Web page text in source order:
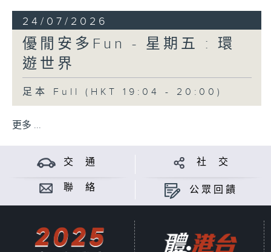
24/07/2026
優閒安多Fun - 星期五 : 環
遊世界
足本 Full (HKT 19:04 - 20:00)
更多 ...
交 通 社 交
聯 絡 公眾回饋